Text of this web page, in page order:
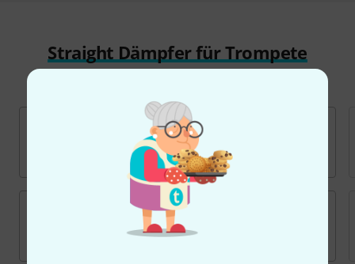
Straight Dämpfer für Trompete
finden